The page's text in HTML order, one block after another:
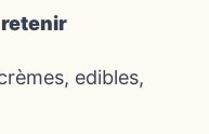
edibles,